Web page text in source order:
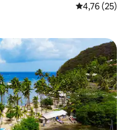
Średnia
4,76 (25)